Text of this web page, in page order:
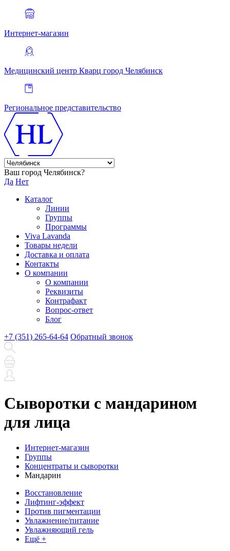
Интернет-магазин
Медицинский центр Кварц город Челябинск
Региональное представительство
Ваш город Челябинск?
Да Нет
Каталог
Линии
Группы
Программы
Viva Lavanda
Товары недели
Доставка и оплата
Контакты
О компании
О компании
Реквизиты
Контрафакт
Вопрос-ответ
Блог
+7 (351) 265-64-64 Обратный звонок
Сыворотки с мандарином
для лица
Интернет-магазин
Группы
Концентраты и сыворотки
Мандарин
Восстановление
Лифтинг-эффект
Против пигментации
Увлажнение/питание
Увлажняющий гель
Ещё +